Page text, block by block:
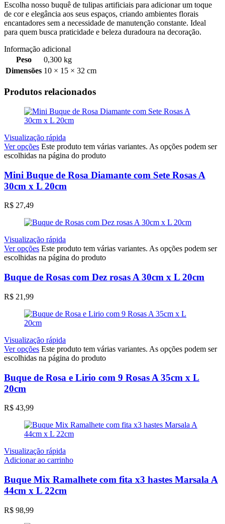
Escolha nosso buquê de tulipas artificiais para adicionar um toque
de cor e elegância aos seus espaços, criando ambientes florais
encantadores sem a necessidade de manutenção constante. Ideal
para quem busca praticidade e beleza duradoura na decoração.
Informação adicional
Peso
0,300 kg
Dimensões 10 × 15 × 32 cm
Produtos relacionados
Visualização rápida
Ver opções Este produto tem várias variantes. As opções podem ser
escolhidas na página do produto
Mini Buque de Rosa Diamante com Sete Rosas A
30cm x L 20cm
R$ 27,49
Visualização rápida
Ver opções Este produto tem várias variantes. As opções podem ser
escolhidas na página do produto
Buque de Rosas com Dez rosas A 30cm x L 20cm
R$ 21,99
Visualização rápida
Ver opções Este produto tem várias variantes. As opções podem ser
escolhidas na página do produto
Buque de Rosa e Lirio com 9 Rosas A 35cm x L
20cm
R$ 43,99
Visualização rápida
Adicionar ao carrinho
Buque Mix Ramalhete com fita x3 hastes Marsala A
44cm x L 22cm
R$ 98,99